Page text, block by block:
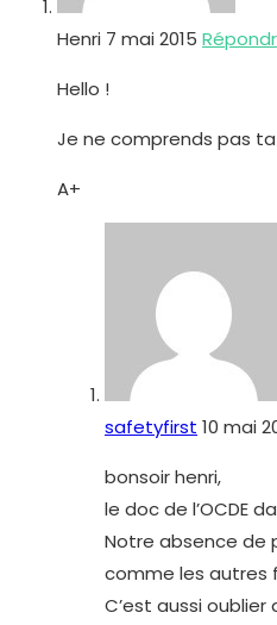
Henri 7 mai 2015
Hello !
Je ne comprends pas
A+
safetyfirst 10 mai
bonsoir henri,
le doc de l’OCDE
Notre absence de
comme les autres
C’est aussi